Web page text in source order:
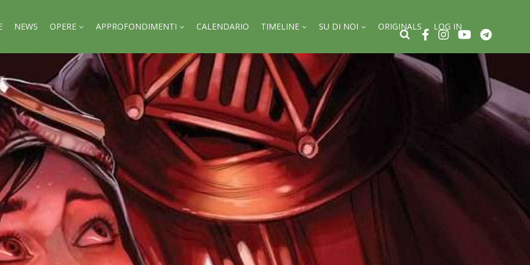
NEWS OPERE APPROFONDIMENTI CALENDARIO TIMELINE SU DI NOI ORIGINALS LOG IN